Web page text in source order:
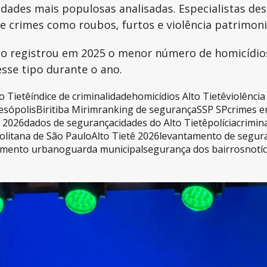
mais populosas analisadas. Especialistas
crimes como roubos, furtos e violência
registrou em 2025 o menor número de
tipo durante o ano.
Tietêíndice de criminalidadehomicídios Alto Tietê
Biritiba Mirimranking de segurançaSSP SPcrimes
dados de segurançacidades do Alto Tietêpolícia
de São PauloAlto Tietê 2026levantamento de
urbanoguarda municipalsegurança dos bairros